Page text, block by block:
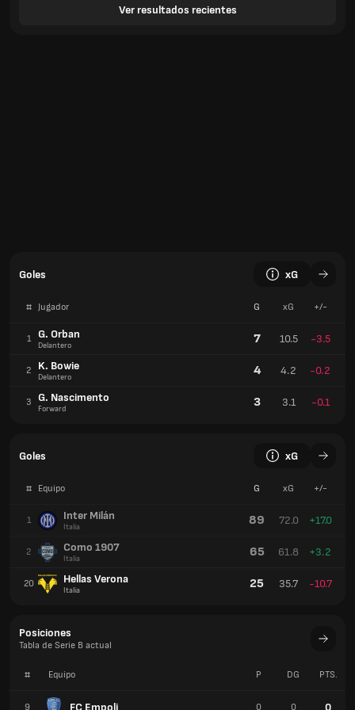
Ver resultados recientes
Goles xG
# Jugador G xG +/-
1 G. Orban
Delantero 7 10.5 -3.5
2 K. Bowie
Delantero 4 4.2 -0.2
3 G. Nascimento
Forward 3 3.1 -0.1
Goles xG
# Equipo G xG +/-
1 Inter Milán
Italia 89 72.0 +17.0
2 Como 1907
Italia 65 61.8 +3.2
20 Hellas Verona
Italia 25 35.7 -10.7
Posiciones
Tabla de Serie B actual
# Equipo
9 FC Empoli
P DG PTS.
0 0 0